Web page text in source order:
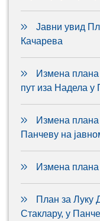
Јавни увид
Качарева
Измена
пут иза Надела у
Измена
Панчеву на
Измена
План за Луку
Стаклару, у